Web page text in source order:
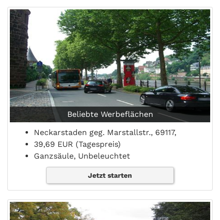
Beliebte Werbeflächen
Neckarstaden geg. Marstallstr., 69117,
39,69 EUR (Tagespreis)
Ganzsäule, Unbeleuchtet
Jetzt starten